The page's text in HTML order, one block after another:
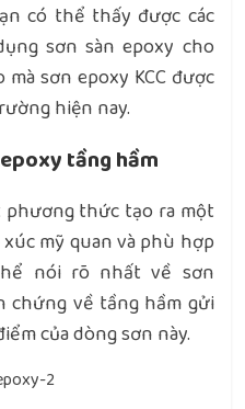
có thể thấy được các
sơn sàn epoxy cho
sơn epoxy KCC được
hiện nay.
tầng hầm
phương thức tạo ra một
mỹ quan và phù hợp
nói rõ nhất về sơn
chứng về tầng hầm gửi
của dòng sơn này.